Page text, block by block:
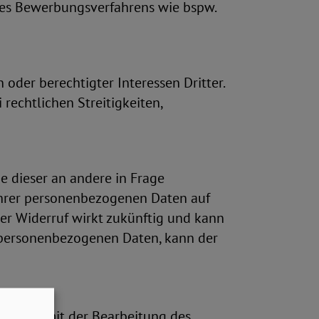
Bewerbungsverfahrens wie bspw.
oder berechtigter Interessen Dritter.
rechtlichen Streitigkeiten,
dieser an andere in Frage
personenbezogenen Daten auf
Widerruf wirkt zukünftig und kann
Daten, kann der